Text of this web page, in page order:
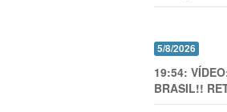
5/8/2026
19:54:
BRASIL!!